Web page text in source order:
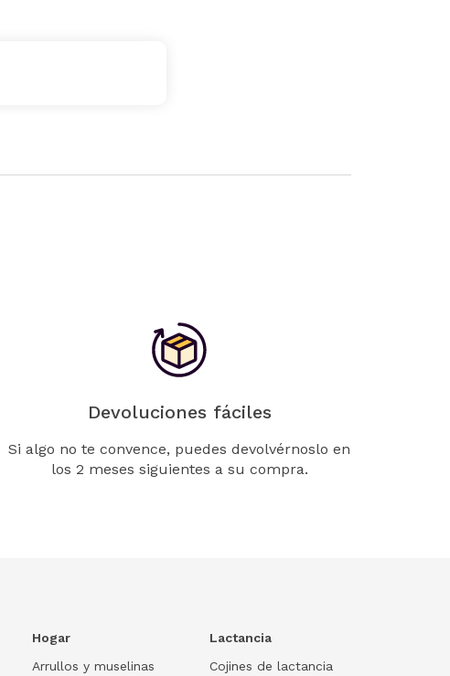
Devoluciones fáciles
Si algo no te convence, puedes devolvérnoslo en
los 2 meses siguientes a su compra.
Hogar
Arrullos y muselinas
Lactancia
Cojines de lactancia